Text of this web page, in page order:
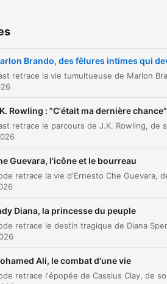
Vie privée et tempêtes
00:19:12 Le royaume
mythe
00:23:23 La renaissance par Le
00:25:09 L'ère du mercenaire et
00:27:53 Les dernières années
Brando, des fêlures intimes qui
Rowling : "C'était ma dernière chance"
Guevara, l'icône et le bourreau
Diana, la princesse du peuple
Ali, le combat d'une vie